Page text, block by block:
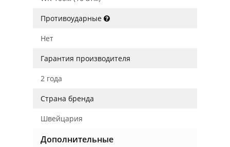
Противоударные
Нет
Гарантия производителя
2 года
Страна бренда
Швейцария
Дополнительные